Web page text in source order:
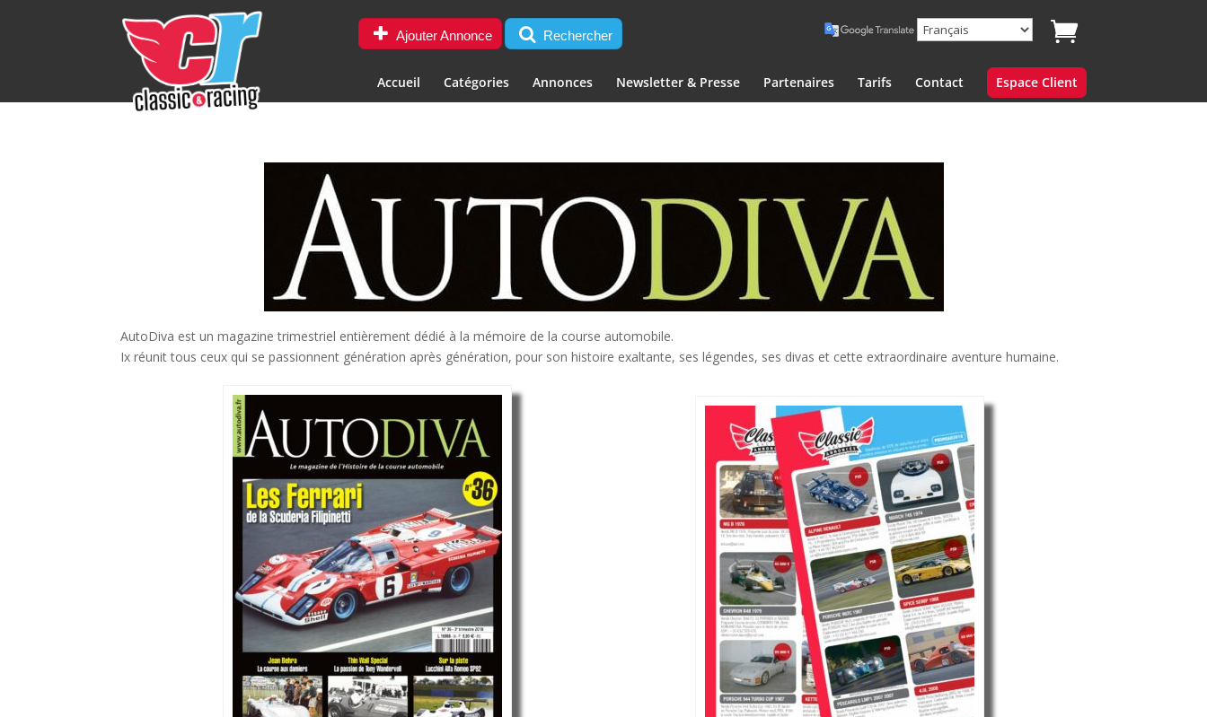
Ajouter Annonce Rechercher
Accueil Catégories Annonces Newsletter & Presse Partenaires Tarifs Contact Espace Client
AutoDiva est un magazine trimestriel entièrement dédié à la mémoire de la course automobile.
Ix réunit tous ceux qui se passionnent génération après génération, pour son histoire exaltante, ses légendes, ses divas et cette extraordinaire aventure humaine.